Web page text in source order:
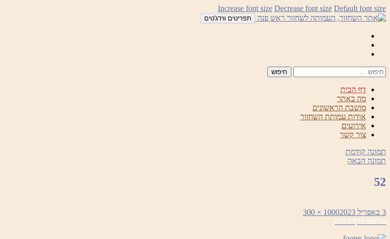
לדלג
לתוכן
Increase font size Decrease font size Default font size
תפריטים ווידג'טים
דף הבית
מה באתר
מושבת הראשונים
אודות עמותת השחזור
אירועים
צור קשר
תמונה קודמת
תמונה הבאה
52
פורסם
בתאריך
3 באפריל 2023
מסך
מלא
1000 × 300
ניווט
פורסם בדף הבית